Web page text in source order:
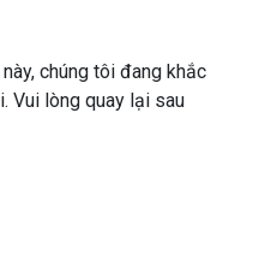
chúng tôi đang khắc
Vui lòng quay lại sau